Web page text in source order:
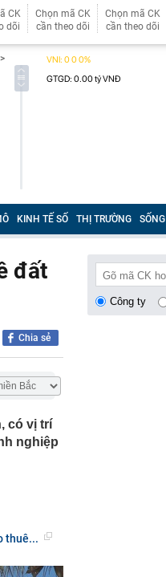
CK
dõi
Chọn mã CK
cần theo dõi
Chọn mã CK
cần theo dõi
KINH TẾ SỐ THỊ TRƯỜNG SỐNG
đất
Chia sẻ
có vị trí
nghiệp
thuê...
Công ty